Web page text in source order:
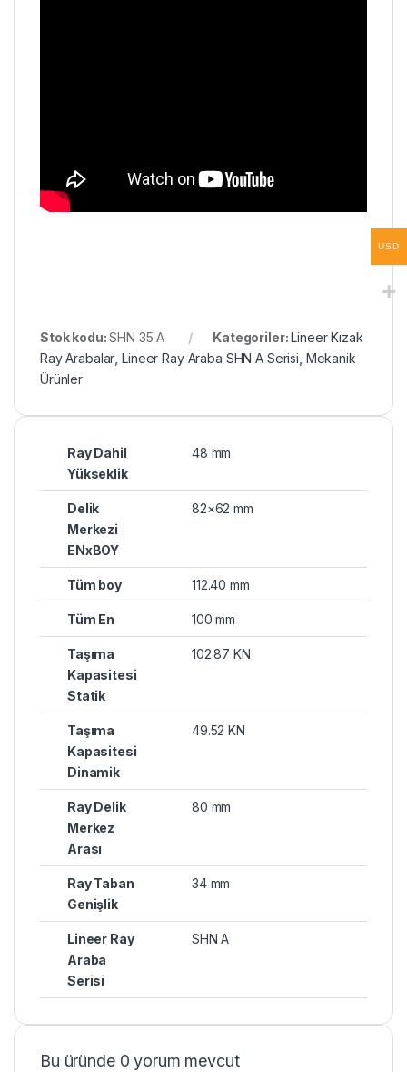
Stok kodu:SHN 35 A Kategoriler:Lineer Kızak
Ray Arabalar ,Lineer Ray Araba SHN A Serisi Mekanik
Ürünler
Ray Dahil
Yükseklik
48 mm
Delik
Merkezi
ENxBOY
82×62 mm
Tüm boy 112.40 mm
Tüm En 100 mm
Taşıma
Kapasitesi
Statik
102.87 KN
Taşıma
Kapasitesi
Dinamik
49.52 KN
Ray Delik
Merkez
Arası
80 mm
Ray Taban
Genişlik
34 mm
Lineer Ray
Araba
Serisi
SHN A
Bu üründe 0 yorum mevcut
USD